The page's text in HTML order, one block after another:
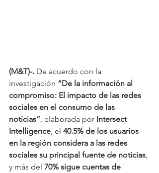
(M&T)-. De acuerdo con la
investigación “De la información al
compromiso: El impacto de las redes
sociales en el consumo de las
noticias” , elaborada por Intersect
Intelligence , el 40.5% de los usuarios
en la región considera a las redes
sociales su principal fuente de noticias
y más del 70% sigue cuentas de